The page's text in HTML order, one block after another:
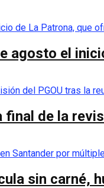
agosto el
de la
sin carné,